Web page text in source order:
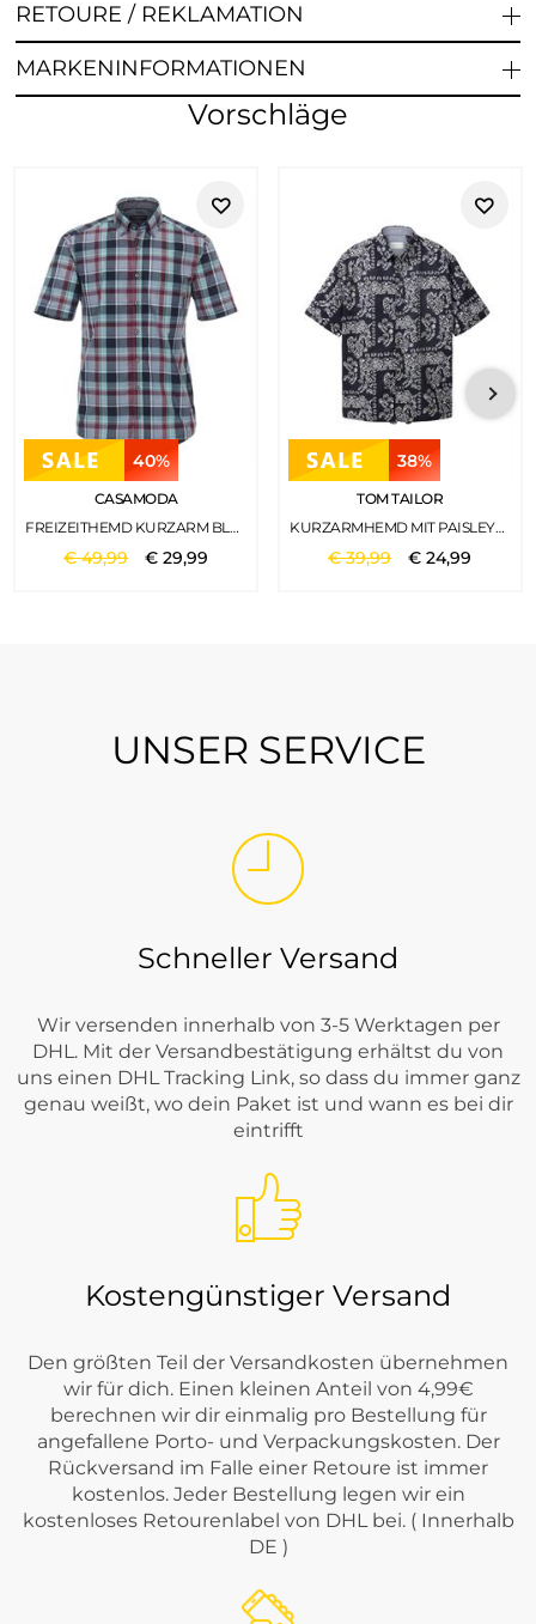
RETOURE / REKLAMATION
MARKENINFORMATIONEN
Vorschläge
40%
CASAMODA
FREIZEITHEMD KURZARM BLAU
€49,99 €29,99
38%
TOM TAILOR
KURZARMHEMD MIT PAISLEYPRINT NAVY BIG PAISLEY DESIGN
€39,99 €24,99
UNSER SERVICE
Schneller Versand
Wir versenden innerhalb von 3-5 Werktagen per
DHL. Mit der Versandbestätigung erhältst du von
uns einen DHL Tracking Link, so dass du immer ganz
genau weißt, wo dein Paket ist und wann es bei dir
eintrifft
Kostengünstiger Versand
Den größten Teil der Versandkosten übernehmen
wir für dich. Einen kleinen Anteil von 4,99€
berechnen wir dir einmalig pro Bestellung für
angefallene Porto- und Verpackungskosten. Der
Rückversand im Falle einer Retoure ist immer
kostenlos. Jeder Bestellung legen wir ein
kostenloses Retourenlabel von DHL bei. ( Innerhalb
DE )